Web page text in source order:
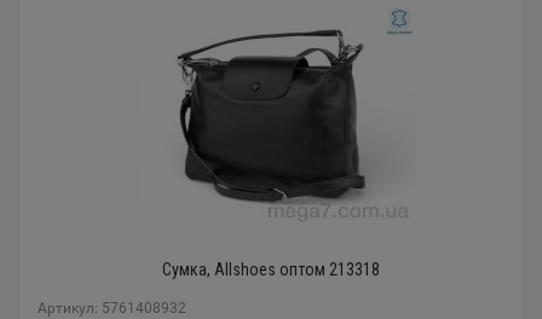
Сумка, Allshoes оптом 213318
Артикул: 5761408932